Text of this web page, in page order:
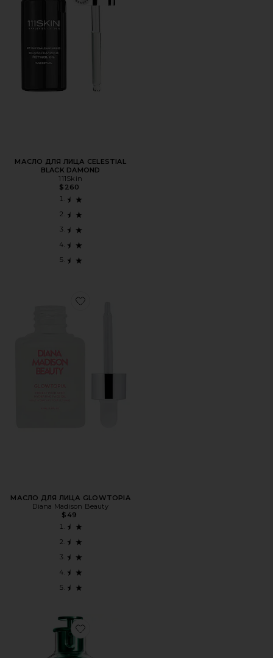
МАСЛО ДЛЯ ЛИЦА CELESTIAL
BLACK DAMOND
111Skin
$260
Favorite МАСЛО ДЛЯ ЛИЦА GLOWTOPIA
МАСЛО ДЛЯ ЛИЦА GLOWTOPIA
Diana Madison Beauty
$49
Favorite МАСЛО